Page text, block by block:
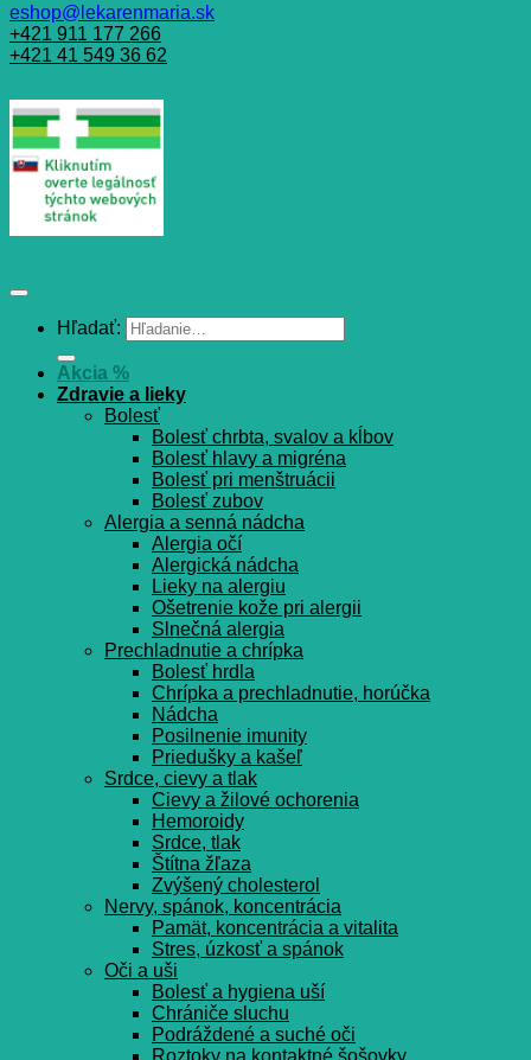
eshop@lekarenmaria.sk
+421 911 177 266
+421 41 549 36 62
Hľadať:
Akcia %
Zdravie a lieky
Bolesť
Bolesť chrbta, svalov a kĺbov
Bolesť hlavy a migréna
Bolesť pri menštruácii
Bolesť zubov
Alergia a senná nádcha
Alergia očí
Alergická nádcha
Lieky na alergiu
Ošetrenie kože pri alergii
Slnečná alergia
Prechladnutie a chrípka
Bolesť hrdla
Chrípka a prechladnutie, horúčka
Nádcha
Posilnenie imunity
Priedušky a kašeľ
Srdce, cievy a tlak
Cievy a žilové ochorenia
Hemoroidy
Srdce, tlak
Štítna žľaza
Zvýšený cholesterol
Nervy, spánok, koncentrácia
Pamät, koncentrácia a vitalita
Stres, úzkosť a spánok
Oči a uši
Bolesť a hygiena uší
Chrániče sluchu
Podráždené a suché oči